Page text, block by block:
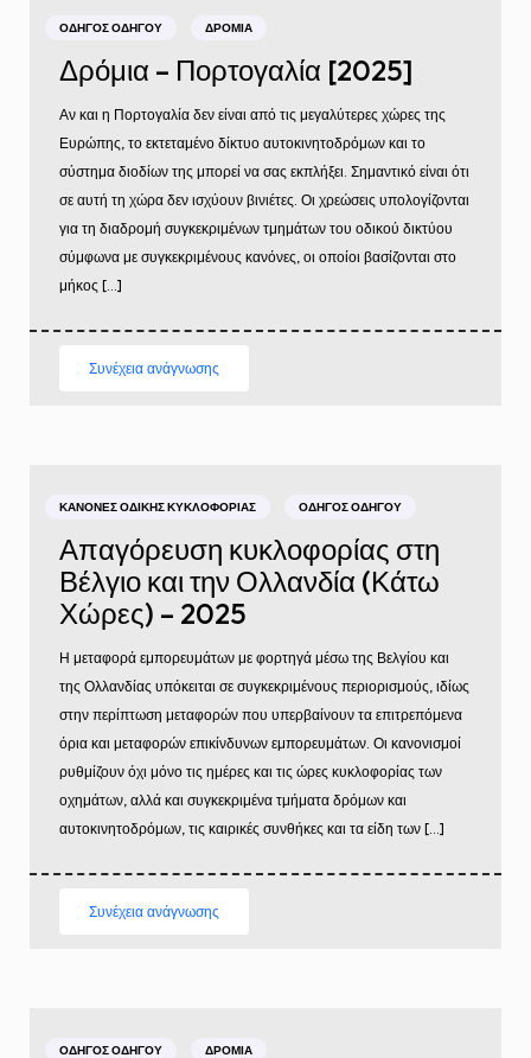
ΟΔΗΓΌΣ ΟΔΗΓΟΎ ΔΡΌΜΙΑ
Δρόμια – Πορτογαλία [2025]
Αν και η Πορτογαλία δεν είναι από τις μεγαλύτερες χώρες της
Ευρώπης, το εκτεταμένο δίκτυο αυτοκινητοδρόμων και το
σύστημα διοδίων της μπορεί να σας εκπλήξει. Σημαντικό είναι ότι
σε αυτή τη χώρα δεν ισχύουν βινιέτες. Οι χρεώσεις υπολογίζονται
για τη διαδρομή συγκεκριμένων τμημάτων του οδικού δικτύου
σύμφωνα με συγκεκριμένους κανόνες, οι οποίοι βασίζονται στο
μήκος […]
Συνέχεια ανάγνωσης
ΚΑΝΌΝΕΣ ΟΔΙΚΉΣ ΚΥΚΛΟΦΟΡΊΑΣ ΟΔΗΓΌΣ ΟΔΗΓΟΎ
Απαγόρευση κυκλοφορίας στη
Βέλγιο και την Ολλανδία (Κάτω
Χώρες) – 2025
Η μεταφορά εμπορευμάτων με φορτηγά μέσω της Βελγίου και
της Ολλανδίας υπόκειται σε συγκεκριμένους περιορισμούς, ιδίως
στην περίπτωση μεταφορών που υπερβαίνουν τα επιτρεπόμενα
όρια και μεταφορών επικίνδυνων εμπορευμάτων. Οι κανονισμοί
ρυθμίζουν όχι μόνο τις ημέρες και τις ώρες κυκλοφορίας των
οχημάτων, αλλά και συγκεκριμένα τμήματα δρόμων και
αυτοκινητοδρόμων, τις καιρικές συνθήκες και τα είδη των […]
Συνέχεια ανάγνωσης
ΟΔΗΓΌΣ ΟΔΗΓΟΎ ΔΡΌΜΙΑ